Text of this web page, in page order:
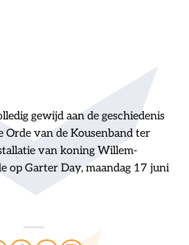
gewijd aan de geschiedenis
Orde van de Kousenband ter
van koning Willem-
op Garter Day, maandag 17 juni